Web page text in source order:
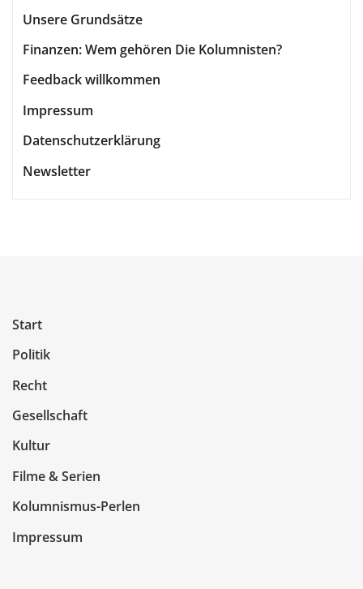
Unsere Grundsätze
Finanzen: Wem gehören Die Kolumnisten?
Feedback willkommen
Impressum
Datenschutzerklärung
Newsletter
Start
Politik
Recht
Gesellschaft
Kultur
Filme & Serien
Kolumnismus-Perlen
Impressum